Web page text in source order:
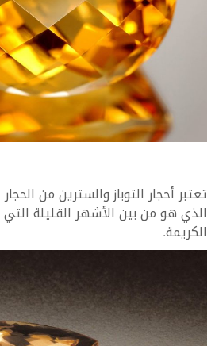
تعتبر أحجار التوباز والسترين من
الذي هو من بين الأشهر القليلة التي
الكريمة.